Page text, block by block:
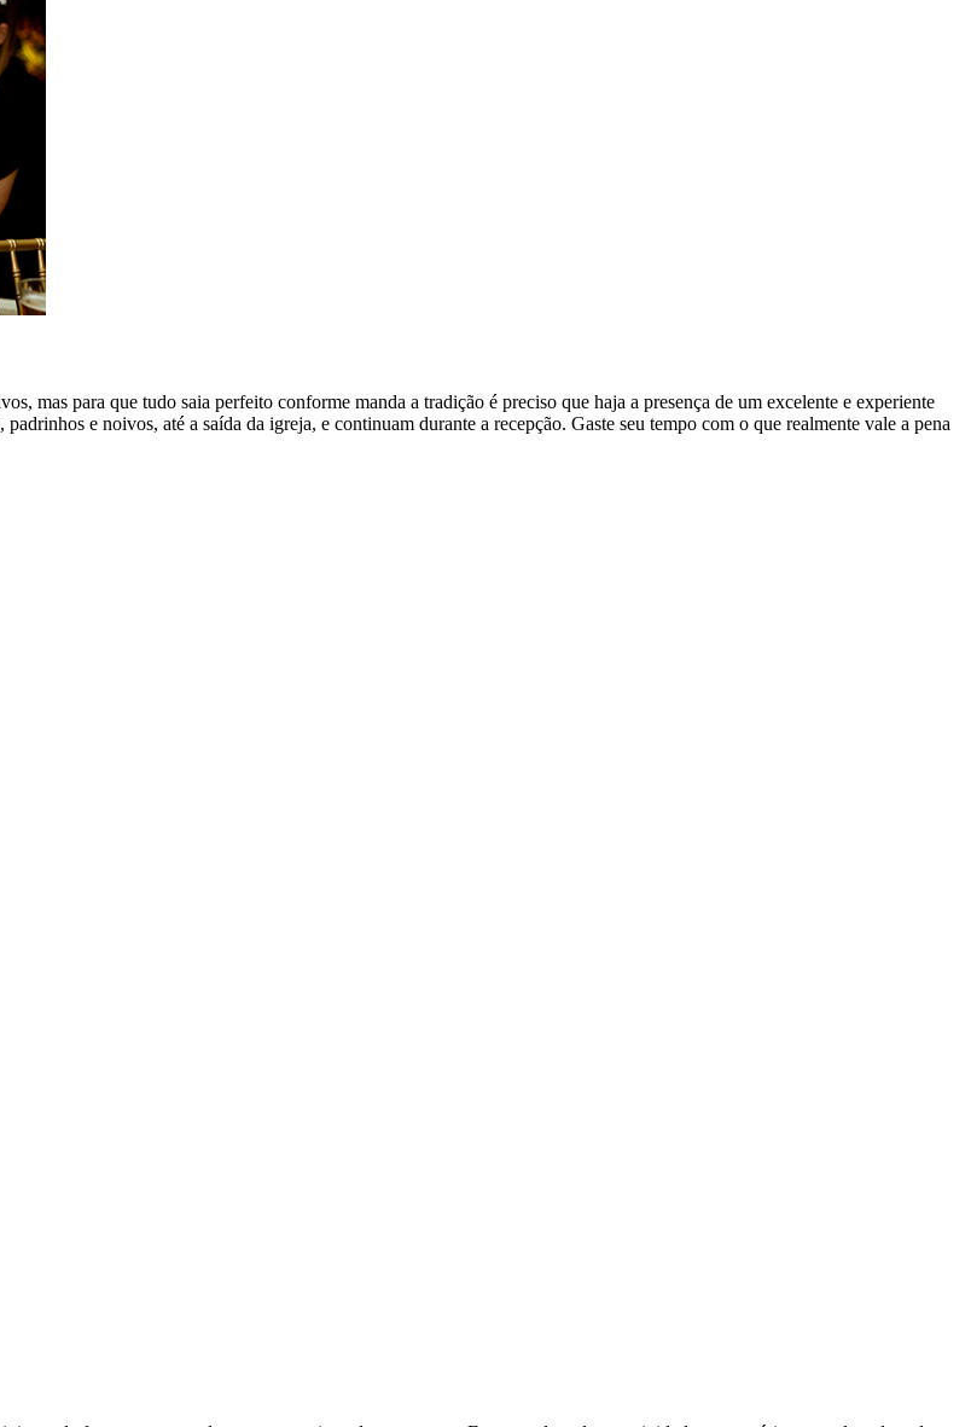
mas para que tudo saia perfeito conforme manda a tradição é preciso que haja a presença de um excelente e experiente
e noivos, até a saída da igreja, e continuam durante a recepção. Gaste seu tempo com o que realmente vale a pena